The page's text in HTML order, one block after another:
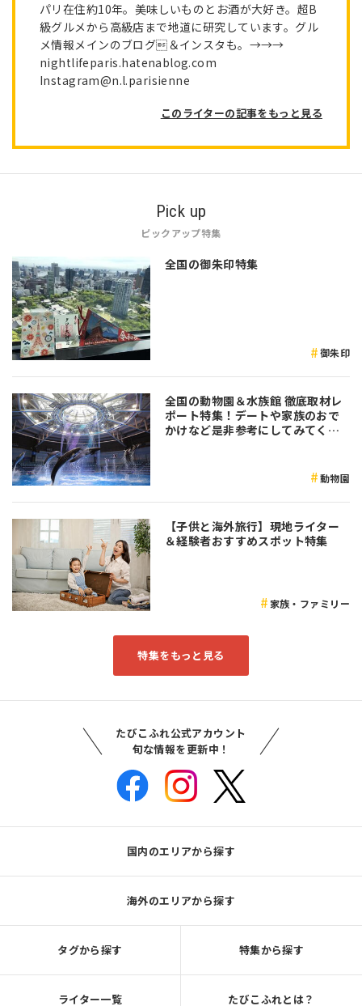
パリ在住約10年。美味しいものとお酒が大好き。超B
級グルメから高級店まで地道に研究しています。グル
メ情報メインのブログ＆インスタも。→→→
nightlifeparis.hatenablog.com
Instagram@n.l.parisienne
このライターの記事をもっと見る
Pick up
ピックアップ特集
全国の御朱印特集
御朱印
全国の動物園＆水族館 徹底取材レ
ポート特集！デートや家族のおで
かけなど是非参考にしてみてくだ
動物園
【子供と海外旅行】現地ライター
＆経験者おすすめスポット特集
家族・ファミリー
特集をもっと見る
たびこふれ公式アカウント
旬な情報を更新中！
国内のエリアから探す
海外のエリアから探す
タグから探す 特集から探す
ライター一覧 たびこふれとは？